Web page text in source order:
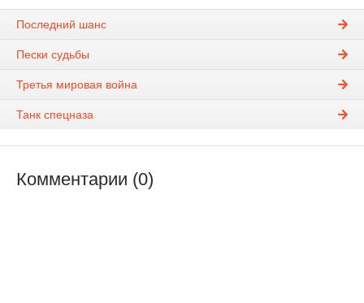
Последний шанс
Пески судьбы
Третья мировая война
Танк спецназа
Комментарии (0)